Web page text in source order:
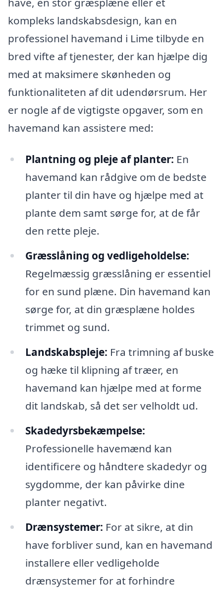
kompleks landskabsdesign, kan en
professionel havemand i Lime tilbyde en
bred vifte af tjenester, der kan hjælpe dig
med at maksimere skønheden og
funktionaliteten af dit udendørsrum. Her
er nogle af de vigtigste opgaver, som en
havemand kan assistere med:
Plantning og pleje af planter: En
havemand kan rådgive om de bedste
planter til din have og hjælpe med at
plante dem samt sørge for, at de får
den rette pleje.
Græsslåning og vedligeholdelse:
Regelmæssig græsslåning er essentiel
for en sund plæne. Din havemand kan
sørge for, at din græsplæne holdes
trimmet og sund.
Landskabspleje: Fra trimning af buske
og hæke til klipning af træer, en
havemand kan hjælpe med at forme
dit landskab, så det ser velholdt ud.
Skadedyrsbekæmpelse:
Professionelle havemænd kan
identificere og håndtere skadedyr og
sygdomme, der kan påvirke dine
planter negativt.
Drænsystemer: For at sikre, at din
have forbliver sund, kan en havemand
installere eller vedligeholde
drænsystemer for at forhindre